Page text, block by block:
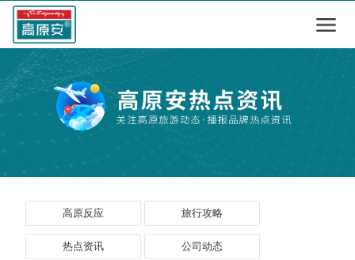
高原反应 旅行攻略
热点资讯 公司动态